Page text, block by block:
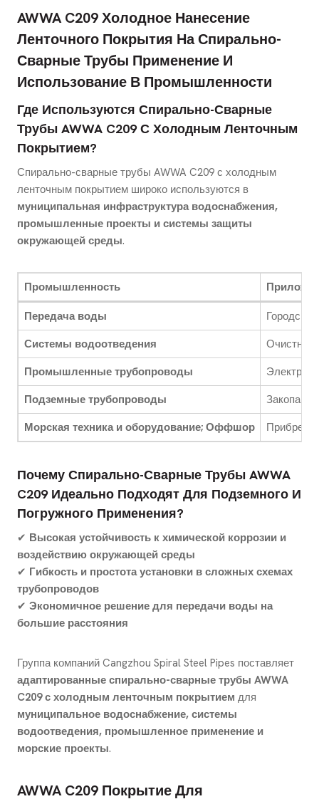
AWWA C209 Холодное Нанесение
Ленточного Покрытия На Спирально-
Сварные Трубы Применение И
Использование В Промышленности
Где Используются Спирально-Сварные
Трубы AWWA C209 С Холодным Ленточным
Покрытием?
Спирально-сварные трубы AWWA C209 с холодным
ленточным покрытием широко используются в
муниципальная инфраструктура водоснабжения,
промышленные проекты и системы защиты
окружающей среды.
Промышленность
Передача воды
Системы водоотведения
Очистные
Промышленные трубопроводы
Подземные трубопроводы
Морская техника и оборудование; Оффшор
Почему Спирально-Сварные Трубы AWWA
C209 Идеально Подходят Для Подземного И
Погружного Применения?
✔ Высокая устойчивость к химической коррозии и
воздействию окружающей среды
✔ Гибкость и простота установки в сложных схемах
трубопроводов
✔ Экономичное решение для передачи воды на
большие расстояния
Группа компаний Cangzhou Spiral Steel Pipes поставляет
адаптированные спирально-сварные трубы AWWA
C209 с холодным ленточным покрытием для
муниципальное водоснабжение, системы
водоотведения, промышленное применение и
морские проекты.
AWWA C209 Покрытие Для